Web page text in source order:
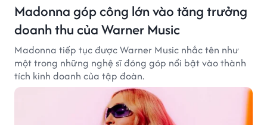
Madonna góp công lớn vào tăng trưởng
doanh thu của Warner Music
Madonna tiếp tục được Warner Music nhắc tên như
một trong những nghệ sĩ đóng góp nổi bật vào thành
tích kinh doanh của tập đoàn.